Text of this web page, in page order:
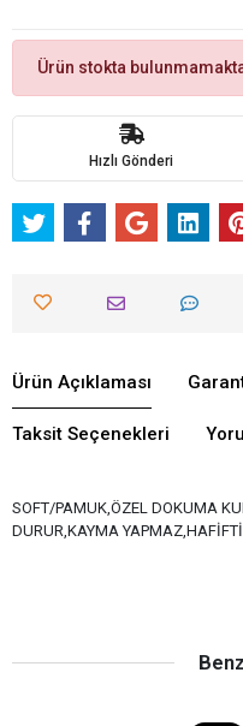
Ürün stokta
Hızlı Gönderi
Ürün Açıklaması
Taksit Seçenekleri
SOFT/PAMUK,ÖZEL DOKUMA
DURUR,KAYMA